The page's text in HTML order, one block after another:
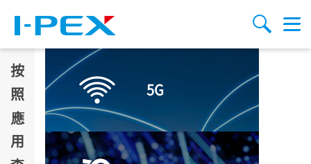
搜索
Menu
按
照
應
用
5G